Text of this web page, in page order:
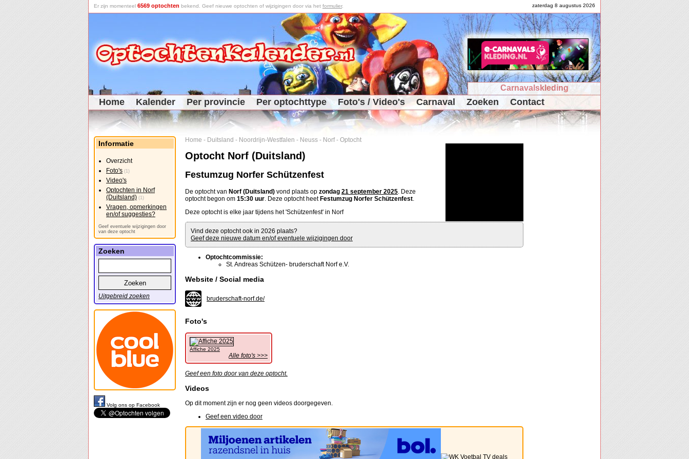
zaterdag 8 augustus 2026
Er zijn momenteel 6569 optochten bekend. Geef nieuwe optochten of wijzigingen door via het formulier.
Carnavalskleding
Home Kalender Per provincie Per optochttype Foto's / Video's Carnaval Zoeken Contact
Home - Duitsland - Noordrijn-Westfalen - Neuss - Norf- Optocht
Optocht Norf (Duitsland)
Festumzug Norfer Schützenfest
De optocht van Norf (Duitsland) vond plaats op zondag 21 september 2025. Deze
optocht begon om 15:30 uur. Deze optocht heet Festumzug Norfer Schützenfest.
Deze optocht is elke jaar tijdens het 'Schützenfest' in Norf
Vind deze optocht ook in 2026 plaats?
Geef deze nieuwe datum en/of eventuele wijzigingen door
Optochtcommissie:
St. Andreas Schützen- bruderschaft Norf e.V.
Website / Social media
bruderschaft-norf.de/
Foto's
Affiche 2025
Alle foto's >>>
Geef een foto door van deze optocht.
Videos
Op dit moment zijn er nog geen videos doorgegeven.
Geef een video door
Informatie
Overzicht
Foto's (1)
Video's
Optochten in Norf
(Duitsland) (1)
Vragen, opmerkingen
en/of suggesties?
Geef eventuele wijzigingen door
van deze optocht
Zoeken
Uitgebreid zoeken
Volg ons op Facebook